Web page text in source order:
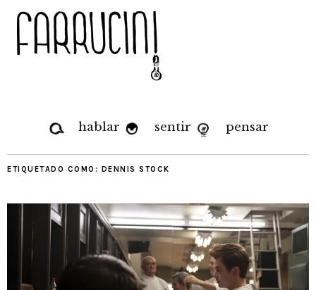
hablar sentir pensar
ETIQUETADO COMO: DENNIS STOCK